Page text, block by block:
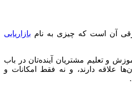
آن است که چیزی به نام بازاریابی
و تعلیم مشتریان آینده‌تان در باب
علاقه دارند، و نه فقط امکانات و